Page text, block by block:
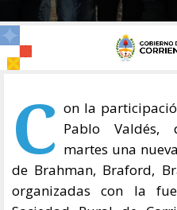
C on la
Pablo Valdés,
martes una
de Brahman, Braford,
organizadas con la